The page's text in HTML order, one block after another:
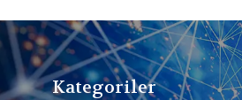
Kategoriler